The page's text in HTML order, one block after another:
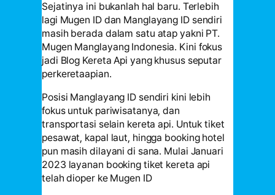
Sejatinya ini bukanlah hal baru. Terlebih
lagi Mugen ID dan Manglayang ID sendiri
masih berada dalam satu atap yakni PT.
Mugen Manglayang Indonesia. Kini fokus
jadi Blog Kereta Api yang khusus seputar
perkeretaapian.
Posisi Manglayang ID sendiri kini lebih
fokus untuk pariwisatanya, dan
transportasi selain kereta api. Untuk tiket
pesawat, kapal laut, hingga booking hotel
pun masih dilayani di sana. Mulai Januari
2023 layanan booking tiket kereta api
telah dioper ke Mugen ID